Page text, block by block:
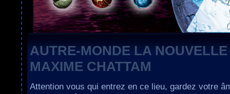
AUTRE-MONDE LA
MAXIME CHATTAM
Attention vous qui entrez en ce lieu, gardez votre